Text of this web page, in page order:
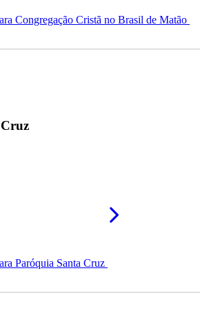
Congregação Cristã no Brasil de Matão
Paróquia Santa Cruz